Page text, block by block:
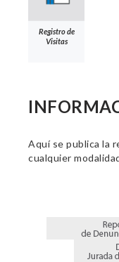
Registro de
Visitas
Aquí se publica la
cualquier